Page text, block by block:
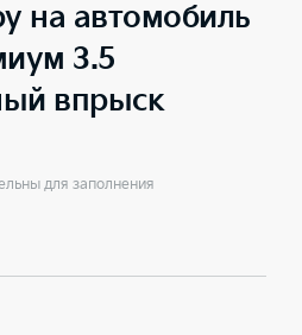
на автомобиль
3.5
впрыск
для заполнения